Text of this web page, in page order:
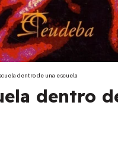
dentro de una escuela
dentro